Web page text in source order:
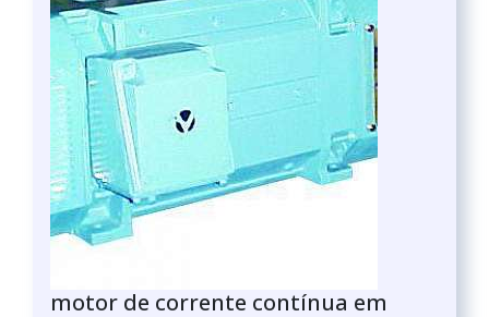
motor de corrente contínua em